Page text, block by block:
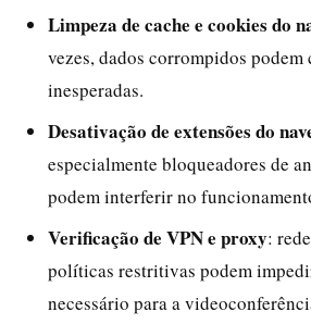
Limpeza de cache e cookies do
vezes, dados corrompidos podem
inesperadas.
Desativação de extensões do
especialmente bloqueadores de
podem interferir no
Verificação de VPN e proxy:
políticas restritivas podem
necessário para a